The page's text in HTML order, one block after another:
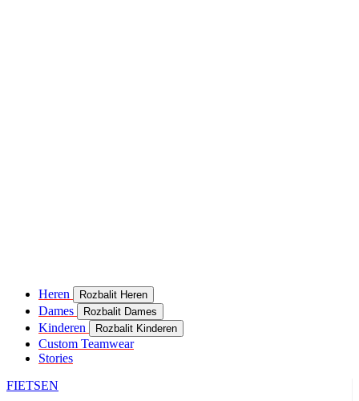
Heren Rozbalit Heren
Dames Rozbalit Dames
Kinderen Rozbalit Kinderen
Custom Teamwear
Stories
FIETSEN